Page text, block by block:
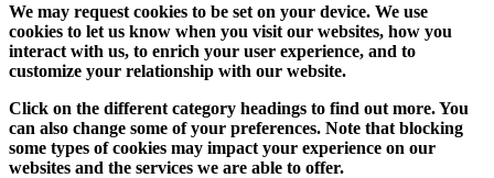
We may request cookies to be set on your device. We use
cookies to let us know when you visit our websites, how you
interact with us, to enrich your user experience, and to
customize your relationship with our website.
Click on the different category headings to find out more. You
can also change some of your preferences. Note that blocking
some types of cookies may impact your experience on our
websites and the services we are able to offer.